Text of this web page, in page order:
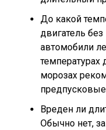
До какой
двигатель
автомобили
температурах
морозах
Вреден ли
Обычно нет,